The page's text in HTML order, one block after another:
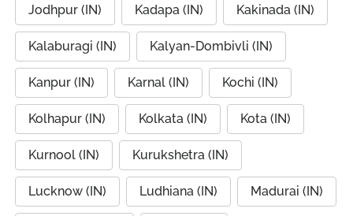
Jodhpur (IN) Kadapa (IN) Kakinada (IN)
Kalaburagi (IN) Kalyan-Dombivli (IN)
Kanpur (IN) Karnal (IN) Kochi (IN)
Kolhapur (IN) Kolkata (IN) Kota (IN)
Kurnool (IN) Kurukshetra (IN)
Lucknow (IN) Ludhiana (IN) Madurai (IN)